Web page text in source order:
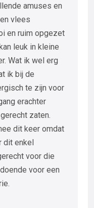
amuses en
vlees
en ruim opgezet
leuk in kleine
Wat ik wel erg
ik bij de
te zijn voor
erachter
zaten.
dit keer omdat
dit enkel
voor die
voor een